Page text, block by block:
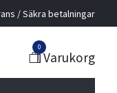
/ Säkra betalningar
0
Varukorg